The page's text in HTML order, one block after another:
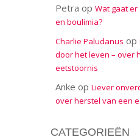
Petra op Wat gaat
en boulimia?
Charlie Paludanus op
door het leven – over
eetstoornis
Anke op Liever
over herstel van een
CATEGORIEËN